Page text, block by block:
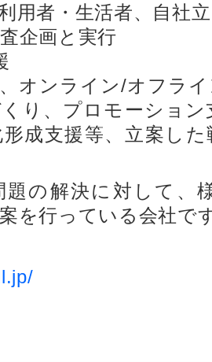
用者・生活者、自社
企画と実行
オンライン/オフラ
り、プロモーショ
成支援等、立案し
題の解決に対して、
を行っている会社で